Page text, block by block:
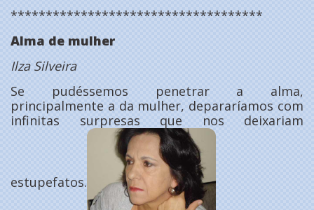
************************************
Alma de mulher
Ilza Silveira
Se pudéssemos penetrar a alma,
principalmente a da mulher, depararíamos com
infinitas surpresas que nos deixariam
estupefatos.